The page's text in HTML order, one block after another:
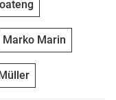
Marko Marin